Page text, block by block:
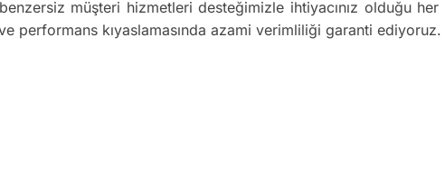
müşteri hizmetleri desteğimizle ihtiyacınız olduğu her
performans kıyaslamasında azami verimliliği garanti ediyoruz.